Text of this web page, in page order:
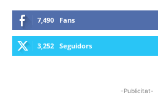
7,490 Fans
3,252 Seguidors
-Publicitat-